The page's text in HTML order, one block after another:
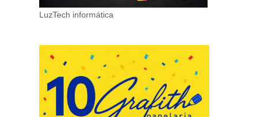
LuzTech informática